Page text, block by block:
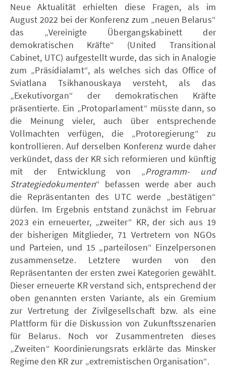
Neue Aktualität erhielten diese Fragen, als im
August 2022 bei der Konferenz zum „neuen Belarus“
das „Vereinigte Übergangskabinett der
demokratischen Kräfte“ (United Transitional
Cabinet, UTC) aufgestellt wurde, das sich in Analogie
zum „Präsidialamt“, als welches sich das Office of
Sviatlana Tsikhanouskaya versteht, als das
„Exekutivorgan“ der demokratischen Kräfte
präsentierte. Ein „Protoparlament“ müsste dann, so
die Meinung vieler, auch über entsprechende
Vollmachten verfügen, die „Protoregierung“ zu
kontrollieren. Auf derselben Konferenz wurde daher
verkündet, dass der KR sich reformieren und künftig
mit der Entwicklung von „Programm- und
Strategiedokumenten“ befassen werde aber auch
die Repräsentanten des UTC werde „bestätigen“
dürfen. Im Ergebnis entstand zunächst im Februar
2023 ein erneuerter, „zweiter“ KR, der sich aus 19
der bisherigen Mitglieder, 71 Vertretern von NGOs
und Parteien, und 15 „parteilosen“ Einzelpersonen
zusammensetze. Letztere wurden von den
Repräsentanten der ersten zwei Kategorien gewählt.
Dieser erneuerte KR verstand sich, entsprechend der
oben genannten ersten Variante, als ein Gremium
zur Vertretung der Zivilgesellschaft bzw. als eine
Plattform für die Diskussion von Zukunftsszenarien
für Belarus. Noch vor Zusammentreten dieses
„Zweiten“ Koordinierungsrats erklärte das Minsker
Regime den KR zur „extremistischen Organisation“.